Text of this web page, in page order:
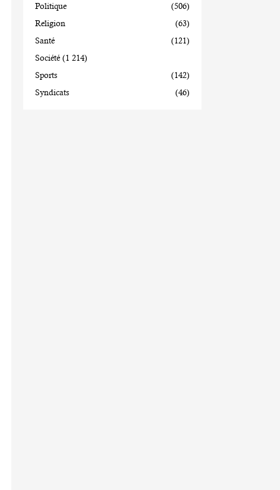
Politique
(506)
Religion
(63)
Santé
(121)
Société (1 214)
Sports
(142)
Syndicats
(46)